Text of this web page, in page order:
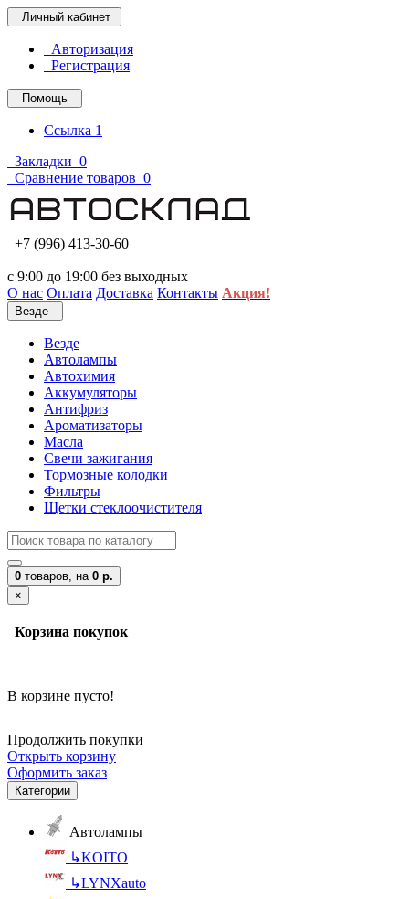
Личный кабинет
Авторизация
Регистрация
Помощь
Ссылка 1
Закладки 0
Сравнение товаров 0
+7 (996) 413-30-60
с 9:00 до 19:00 без выходных
О нас Оплата Доставка Контакты Акция!
Везде
Везде
Автолампы
Автохимия
Аккумуляторы
Антифриз
Ароматизаторы
Масла
Свечи зажигания
Тормозные колодки
Фильтры
Щетки стеклоочистителя
0 товаров, на 0 р.
×
Корзина покупок
В корзине пусто!
Продолжить покупки
Открыть корзину
Оформить заказ
Категории
Автолампы
↳KOITO
↳LYNXauto